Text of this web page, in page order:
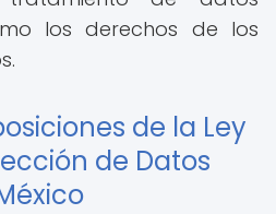
los derechos de los
de la Ley
de Datos